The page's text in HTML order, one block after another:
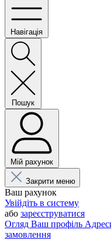
Навігація
Пошук
Мій рахунок
Закрити меню
Ваш рахунок
Увійдіть в систему
або зареєструватися
Огляд Ваш профіль
замовлення